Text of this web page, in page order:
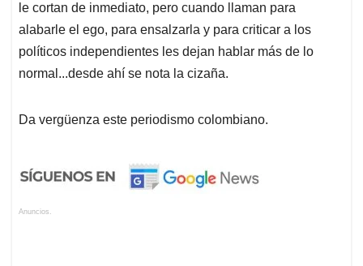
le cortan de inmediato, pero cuando llaman para
alabarle el ego, para ensalzarla y para criticar a los
políticos independientes les dejan hablar más de lo
normal...desde ahí se nota la cizaña.
Da vergüenza este periodismo colombiano.
Anuncios.